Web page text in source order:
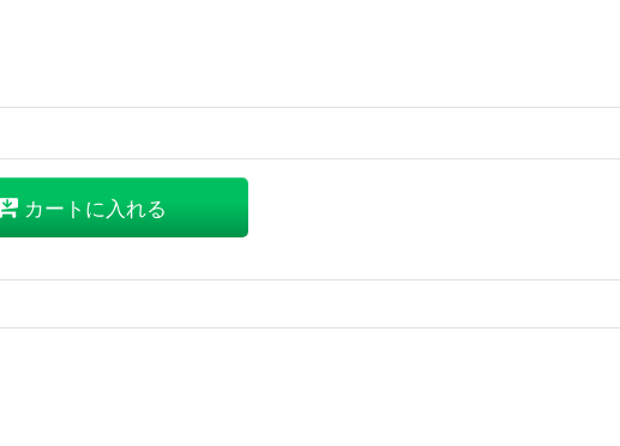
カートに入れる